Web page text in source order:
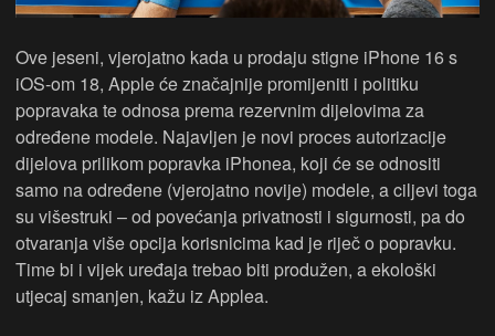
Ove jeseni, vjerojatno kada u prodaju stigne iPhone 16 s
iOS-om 18, Apple će značajnije promijeniti i politiku
popravaka te odnosa prema rezervnim dijelovima za
određene modele. Najavljen je novi proces autorizacije
dijelova prilikom popravka iPhonea, koji će se odnositi
samo na određene (vjerojatno novije) modele, a ciljevi toga
su višestruki – od povećanja privatnosti i sigurnosti, pa do
otvaranja više opcija korisnicima kad je riječ o popravku.
Time bi i vijek uređaja trebao biti produžen, a ekološki
utjecaj smanjen, kažu iz Applea.